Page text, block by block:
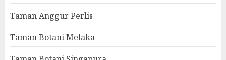
Taman Anggur Perlis
Taman Botani Melaka